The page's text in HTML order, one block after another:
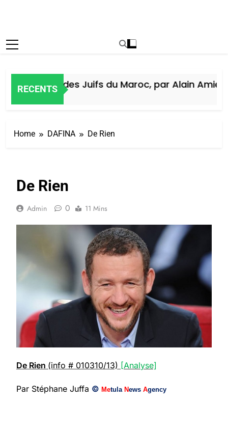
RECENTS
Histoire des Juifs du Maroc, par Alain Amiel
Home DAFINA De Rien
De Rien
Admin 0 11 Mins
De Rien (info # 010310/13) [Analyse]
Par Stéphane Juffa © Metula News Agency